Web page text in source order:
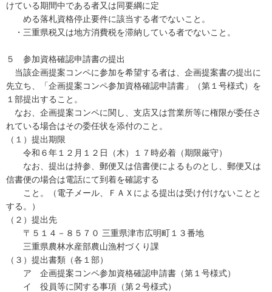
けている期間中である者又は同要綱に定
める落札資格停止要件に該当する者でないこと。
・三重県税又は地方消費税を滞納している者でないこと。
５ 参加資格確認申請書の提出
当該企画提案コンペに参加を希望する者は、企画提案書の提出に
先立ち、「企画提案コンペ参加資格確認申請書」（第１号様式）を
１部提出すること。
なお、企画提案コンペに関し、支店又は営業所等に権限が委任さ
れている場合はその委任状を添付のこと。
（１）提出期限
令和６年１２月１２日（木）１７時必着（期限厳守）
なお、提出は持参、郵便又は信書便によるものとし、郵便又は
信書便の場合は電話にて到着を確認する
こと。（電子メール、ＦＡＸによる提出は受け付けないことと
する。）
（２）提出先
〒５１４－８５７０ 三重県津市広明町１３番地
三重県農林水産部農山漁村づくり課
（３）提出書類（各１部）
ア 企画提案コンペ参加資格確認申請書（第１号様式）
イ 役員等に関する事項（第２号様式）